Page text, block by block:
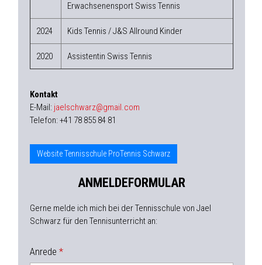
Erwachsenensport Swiss Tennis
2024 Kids Tennis / J&S Allround Kinder
2020 Assistentin Swiss Tennis
Kontakt
E-Mail: jaelschwarz@gmail.com
Telefon: +41 78 855 84 81
Website Tennisschule ProTennis Schwarz
ANMELDEFORMULAR
Gerne melde ich mich bei der Tennisschule von Jael
Schwarz für den Tennisunterricht an:
Anrede